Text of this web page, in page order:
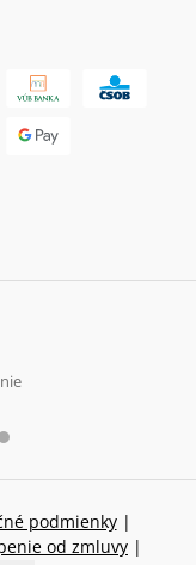
podmienky |
od zmluvy |